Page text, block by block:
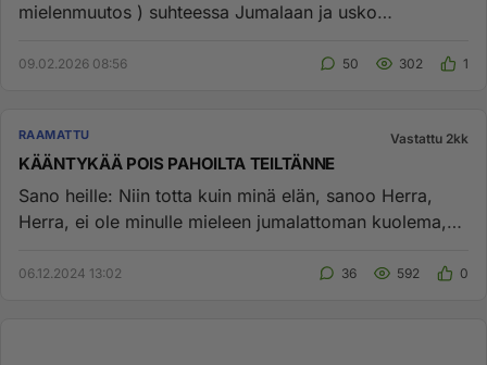
mielenmuutos ) suhteessa Jumalaan ja usko
09.02.2026 08:56 50 302 1
RAAMATTU Vastattu 2kk
KÄÄNTYKÄÄ POIS PAHOILTA TEILTÄNNE
Sano heille: Niin totta kuin minä elän, sanoo Herra,
Herra, ei ole minulle mieleen jumalattoman kuolema,
06.12.2024 13:02 36 592 0